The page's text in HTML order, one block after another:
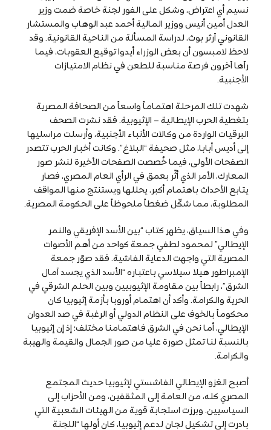
نسيم أي اعتراض، وشكل على الفور لجنة خاصة ضمت وزير
العدل أمين أنيس ووزير المالية أحمد عبد الوهاب والمستشار
القانوني آرثر بوث، لدراسة المسألة من الناحية القانونية. وقد
لاحظ لامبسون أن بعض الوزراء أيدوا توقيع العقوبات، فيما
رآها آخرون فرصة مناسبة للطعن في نظام الامتيازات
الأجنبية.
شهدت تلك المرحلة اهتماماً واسعاً من الصحافة المصرية
بتغطية الحرب الإيطالية – الإثيوبية. فقد نشرت الصحف
البرقيات الواردة من وكالات الأنباء الأجنبية، وأرسلت مراسليها
إلى أديس أبابا، مثل صحيفة “البلاغ”. وكانت أخبار الحرب تتصدر
الصفحات الأولى، فيما خُصصت الصفحات الأخيرة لنشر صور
المعارك، الأمر الذي أثّر بعمق في الرأي العام المصري، فصار
يتابع الأحداث باهتمام أكبر، يحللها ويستنتج منها المواقف
المطلوبة، مما شكّل ضغطاً ملحوظاً على الحكومة المصرية.
وفي هذا السياق، يظهر كتاب “بين الأسد الإفريقي والنمر
الإيطالي” لمحمود لطفي جمعة كواحد من أهم الأصوات
المصرية التي واجهت الدعاية الفاشية. فقد صوّر جمعة
الإمبراطور هيلا سيلاسي باعتباره “الأسد الذي يجسد آمال
الشرق”، رابطاً بين مقاومة الإثيوبيين وبين الحلم الشرقي في
الحرية والكرامة. وأكد أن اهتمام أوروبا بأزمة إثيوبيا كان
محكوماً بالخوف على النظام الدولي أو الرغبة في صد العدوان
الإيطالي، أما نحن في الشرق فاهتمامنا مختلف؛ إذ إن إثيوبيا
بالنسبة لنا تمثل صورة عليا من صور الجمال والقيمة والهيبة
والكرامة.
أصبح الغزو الإيطالي الفاشستي لإثيوبيا حديث المجتمع
المصري كله، من العامة إلى المثقفين، ومن الأحزاب إلى
السياسيين. وبرزت استجابة قوية من الهيئات الشعبية التي
بادرت إلى تشكيل لجان لدعم إثيوبيا، كان أولها “اللجنة